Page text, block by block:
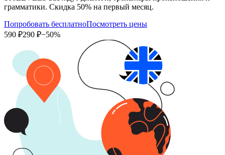
грамматики. Скидка 50% на первый месяц.
Попробовать бесплатноПосмотреть цены
590 ₽290 ₽−50%